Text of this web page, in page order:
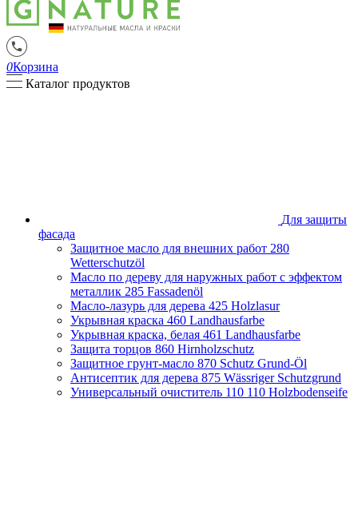
0Корзина
Каталог продуктов
Для защиты
фасада
Защитное масло для внешних работ 280
Wetterschutzöl
Масло по дереву для наружных работ с эффектом
металлик 285 Fassadenöl
Масло-лазурь для дерева 425 Holzlasur
Укрывная краска 460 Landhausfarbe
Укрывная краска, белая 461 Landhausfarbe
Защита торцов 860 Hirnholzschutz
Защитное грунт-масло 870 Schutz Grund-Öl
Антисептик для дерева 875 Wässriger Schutzgrund
Универсальный очиститель 110 110 Holzbodenseife